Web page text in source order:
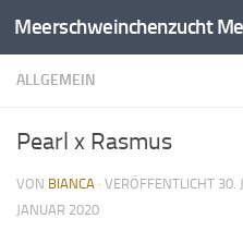
Zum Inhalt springen
Meerschweinchenzucht
ALLGEMEIN
Pearl x Rasmus
VON BIANCA · VERÖFFENTLICHT 30.
JANUAR 2020